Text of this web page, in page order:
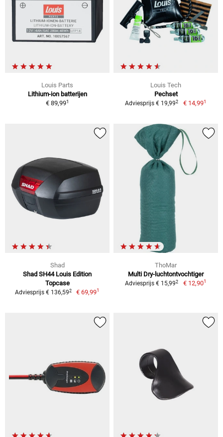
Louis Parts
Lithium-ion batterijen
€ 89,991
Louis Tech
Pechset
Adviesprijs € 19,992 € 14,991
Shad
Shad SH44 Louis Edition
Topcase
Adviesprijs € 136,592 € 69,991
ThoMar
Multi Dry-luchtontvochtiger
Adviesprijs € 15,992 € 12,901